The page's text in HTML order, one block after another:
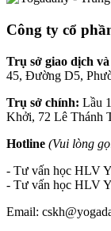
Công ty cổ
Trụ sở giao dịch
45, Đường D5,
Trụ sở chính: Lầu
Khởi, 72 Lê Thánh
Hotline (Vui lòng
- Tư vấn học HLV
- Tư vấn học HLV
Email: